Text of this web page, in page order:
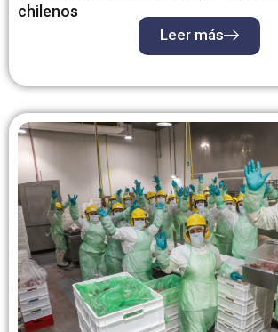
chilenos
Leer más